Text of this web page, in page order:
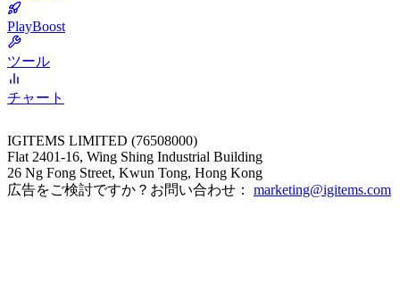
PlayBoost
ツール
チャート
IGITEMS LIMITED (76508000)
Flat 2401-16, Wing Shing Industrial Building
26 Ng Fong Street, Kwun Tong, Hong Kong
広告をご検討ですか？お問い合わせ： marketing@igitems.com